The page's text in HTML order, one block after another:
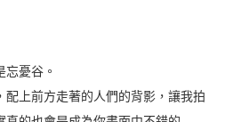
憂谷。
上前方走著的人們的背影，讓我拍